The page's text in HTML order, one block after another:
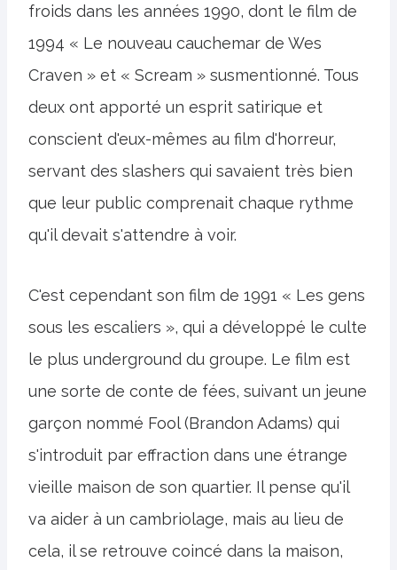
froids dans les années 1990, dont le film de
1994 « Le nouveau cauchemar de Wes
Craven » et « Scream » susmentionné. Tous
deux ont apporté un esprit satirique et
conscient d'eux-mêmes au film d'horreur,
servant des slashers qui savaient très bien
que leur public comprenait chaque rythme
qu'il devait s'attendre à voir.
C'est cependant son film de 1991 « Les gens
sous les escaliers », qui a développé le culte
le plus underground du groupe. Le film est
une sorte de conte de fées, suivant un jeune
garçon nommé Fool (Brandon Adams) qui
s'introduit par effraction dans une étrange
vieille maison de son quartier. Il pense qu'il
va aider à un cambriolage, mais au lieu de
cela, il se retrouve coincé dans la maison,